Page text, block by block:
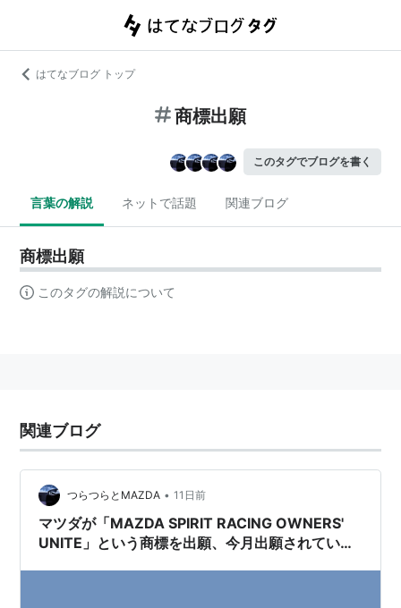
はてなブログ トップ
商標出願
このタグでブログを書く
言葉の解説 ネットで話題 関連ブログ
商標出願
このタグの解説について
関連ブログ
つらつらとMAZDA • 11日前
マツダが「MAZDA SPIRIT RACING OWNERS'
UNITE」という商標を出願、今月出願されていた